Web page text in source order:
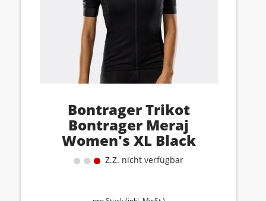
Bontrager Trikot
Bontrager Meraj
Women's XL Black
Z.Z. nicht verfügbar